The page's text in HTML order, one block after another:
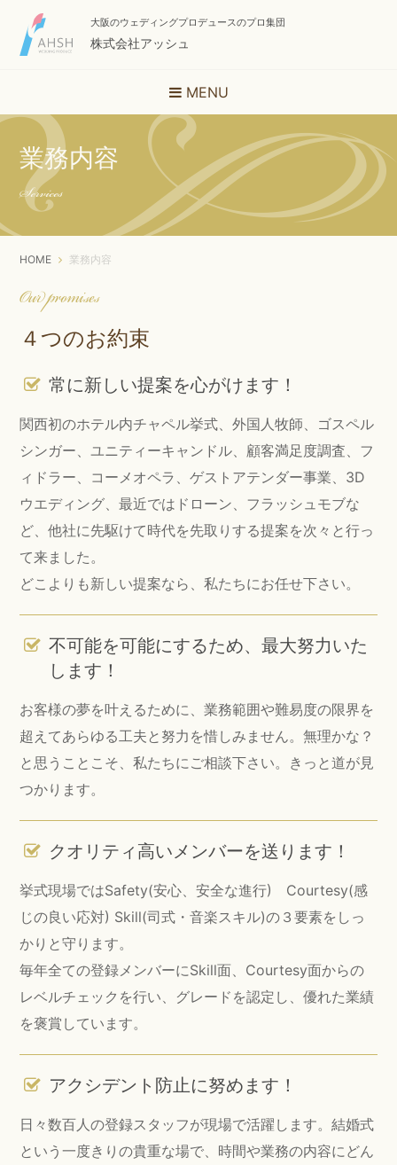
大阪のウェディングプロデュースのプロ集団
株式会社アッシュ
MENU
業務内容
Services
HOME 業務内容
Our promises
４つのお約束
常に新しい提案を心がけます！
関西初のホテル内チャペル挙式、外国人牧師、ゴスペル
シンガー、ユニティーキャンドル、顧客満足度調査、フ
ィドラー、コーメオペラ、ゲストアテンダー事業、3D
ウエディング、最近ではドローン、フラッシュモブな
ど、他社に先駆けて時代を先取りする提案を次々と行っ
て来ました。
どこよりも新しい提案なら、私たちにお任せ下さい。
不可能を可能にするため、最大努力いた
します！
お客様の夢を叶えるために、業務範囲や難易度の限界を
超えてあらゆる工夫と努力を惜しみません。無理かな？
と思うことこそ、私たちにご相談下さい。きっと道が見
つかります。
クオリティ高いメンバーを送ります！
挙式現場ではSafety(安心、安全な進行) Courtesy(感
じの良い応対) Skill(司式・音楽スキル)の３要素をしっ
かりと守ります。
毎年全ての登録メンバーにSkill面、Courtesy面からの
レベルチェックを行い、グレードを認定し、優れた業績
を褒賞しています。
アクシデント防止に努めます！
日々数百人の登録スタッフが現場で活躍します。結婚式
という一度きりの貴重な場で、時間や業務の内容にどん